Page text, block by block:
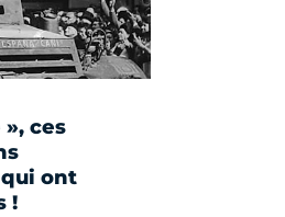
», ces
ont
!